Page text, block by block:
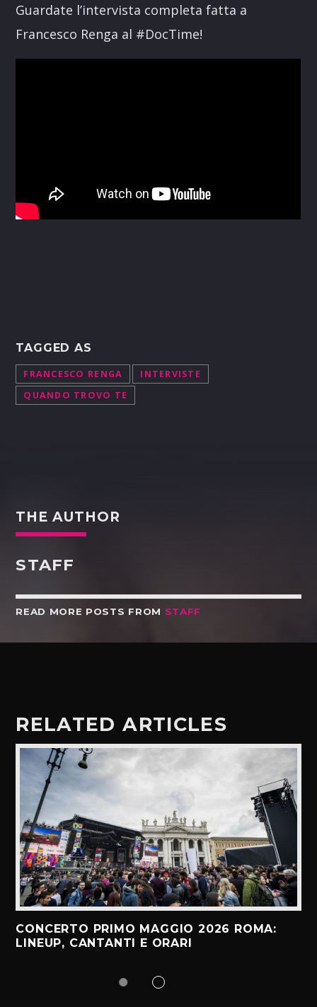
Guardate l’intervista completa fatta a
Francesco Renga al #DocTime!
TAGGED AS
FRANCESCO RENGA
INTERVISTE
QUANDO TROVO TE
THE AUTHOR
STAFF
READ MORE POSTS FROM STAFF
RELATED ARTICLES
CONCERTO PRIMO MAGGIO 2026 ROMA:
LINEUP, CANTANTI E ORARI